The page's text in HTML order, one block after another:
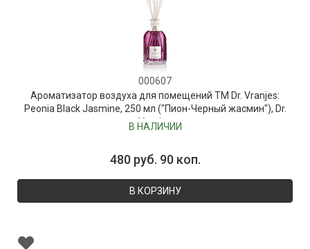
000607
Ароматизатор воздуха для помещений ТМ Dr. Vranjes:
Peonia Black Jasmine, 250 мл ("Пион-Черный жасмин"), Dr.
Vranjes
В НАЛИЧИИ
480 руб. 90 коп.
В КОРЗИНУ